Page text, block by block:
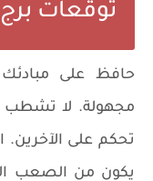
توقعات
حافظ على
مجهولة. لا تشطب
تحكم على الآخرين.
يكون من الصعب